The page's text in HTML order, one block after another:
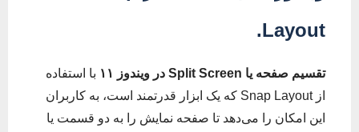
Layout
.
تقسیم صفحه یا Split Screen در ویندوز ۱۱
با استفاده
از Snap Layout که یک ابزار قدرتمند است، به کاربران
این امکان را می‌دهد تا صفحه نمایش را به دو قسمت یا